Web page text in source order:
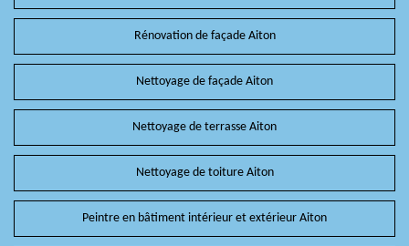
Rénovation de façade Aiton
Nettoyage de façade Aiton
Nettoyage de terrasse Aiton
Nettoyage de toiture Aiton
Peintre en bâtiment intérieur et extérieur Aiton